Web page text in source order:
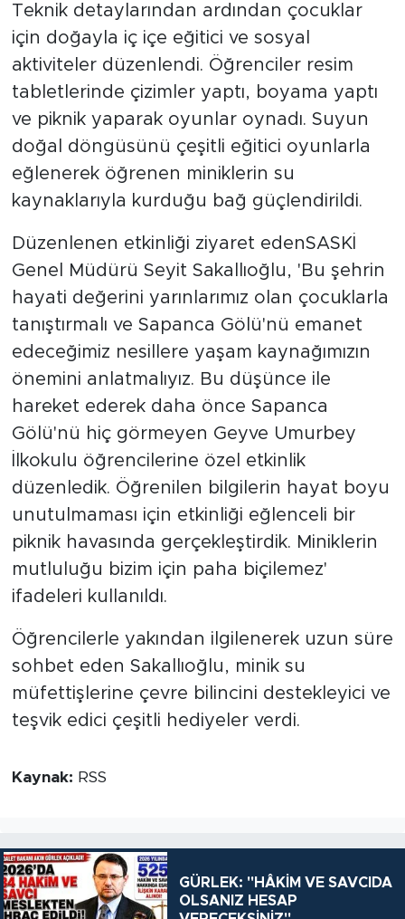
Teknik detaylarından ardından çocuklar
için doğayla iç içe eğitici ve sosyal
aktiviteler düzenlendi. Öğrenciler resim
tabletlerinde çizimler yaptı, boyama yaptı
ve piknik yaparak oyunlar oynadı. Suyun
doğal döngüsünü çeşitli eğitici oyunlarla
eğlenerek öğrenen miniklerin su
kaynaklarıyla kurduğu bağ güçlendirildi.
Düzenlenen etkinliği ziyaret edenSASKİ
Genel Müdürü Seyit Sakallıoğlu, 'Bu şehrin
hayati değerini yarınlarımız olan çocuklarla
tanıştırmalı ve Sapanca Gölü'nü emanet
edeceğimiz nesillere yaşam kaynağımızın
önemini anlatmalıyız. Bu düşünce ile
hareket ederek daha önce Sapanca
Gölü'nü hiç görmeyen Geyve Umurbey
İlkokulu öğrencilerine özel etkinlik
düzenledik. Öğrenilen bilgilerin hayat boyu
unutulmaması için etkinliği eğlenceli bir
piknik havasında gerçekleştirdik. Miniklerin
mutluluğu bizim için paha biçilemez'
ifadeleri kullanıldı.
Öğrencilerle yakından ilgilenerek uzun süre
sohbet eden Sakallıoğlu, minik su
müfettişlerine çevre bilincini destekleyici ve
teşvik edici çeşitli hediyeler verdi.
Kaynak: RSS
GÜRLEK: "HÂKİM VE SAVCIDA
OLSANIZ HESAP